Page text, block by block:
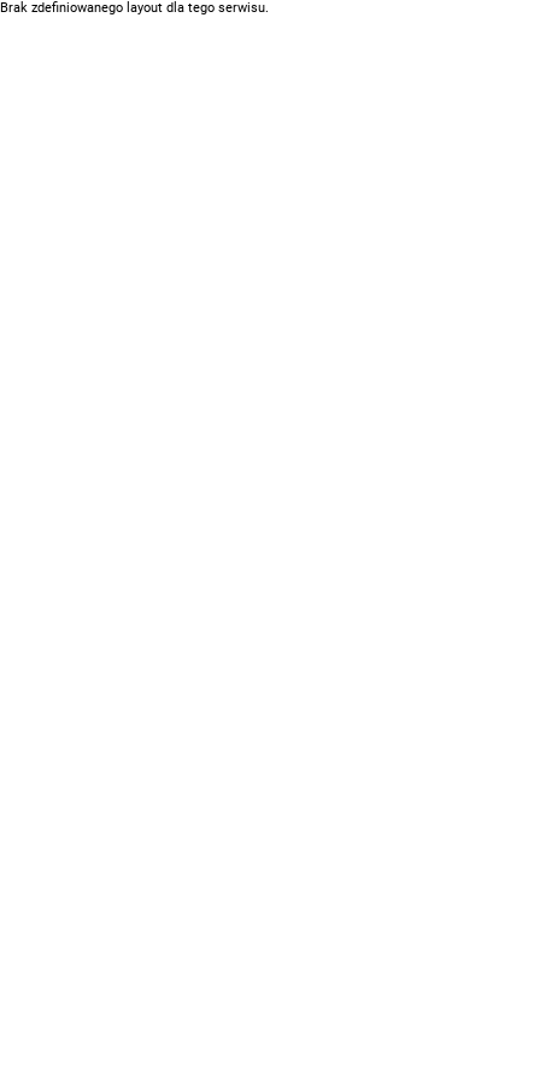
Brak zdefiniowanego layout dla tego serwisu.